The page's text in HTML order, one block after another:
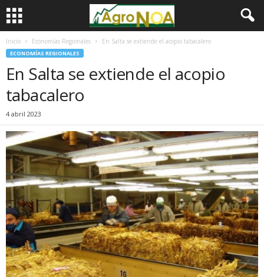
Inicio Economías Regionales En Salta se extiende el acopio tabacalero
ECONOMÍAS REGIONALES
En Salta se extiende el acopio
tabacalero
4 abril 2023